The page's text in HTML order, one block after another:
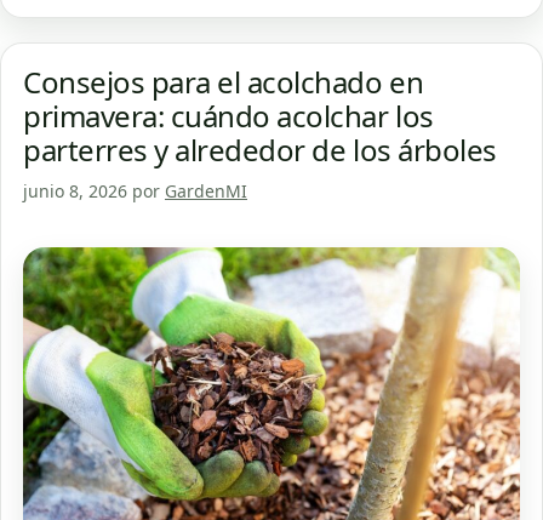
Consejos para el acolchado en
primavera: cuándo acolchar los
parterres y alrededor de los árboles
junio 8, 2026 por GardenMI